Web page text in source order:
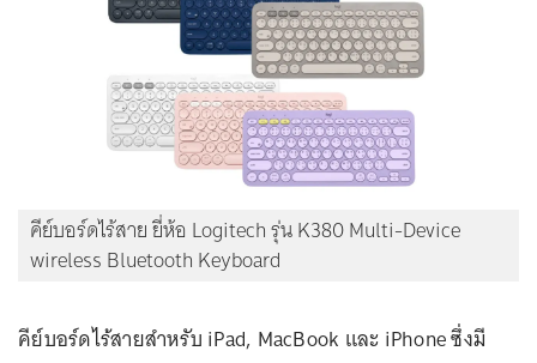
คีย์บอร์ดไร้สาย ยี่ห้อ Logitech รุ่น K380 Multi-Device
wireless Bluetooth Keyboard
คีย์บอร์ดไร้สายสำหรับ iPad, MacBook และ iPhone ซึ่งมี